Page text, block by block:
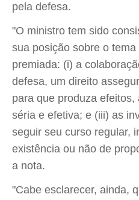
pela defesa.
"O ministro tem sido
sua posição sobre o
premiada: (i) a
defesa, um direito
para que produza
séria e efetiva; e (iii) as
seguir seu curso regular,
existência ou não de
a nota.
"Cabe esclarecer, ainda,